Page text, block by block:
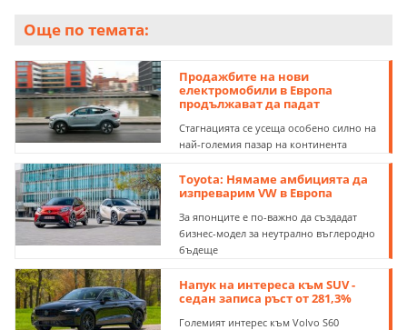
Още по темата:
Продажбите на нови
електромобили в Европа
продължават да падат
Стагнацията се усеща особено силно на
най-големия пазар на континента
Toyota: Нямаме амбицията да
изпреварим VW в Европа
За японците е по-важно да създадат
бизнес-модел за неутрално въглеродно
бъдеще
Напук на интереса към SUV -
седан записа ръст от 281,3%
Големият интерес към Volvo S60